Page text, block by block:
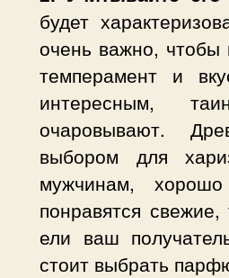
будет
очень важно, чтобы
темперамент и
интересным,
очаровывают.
выбором для
мужчинам,
понравятся
ели ваш
стоит выбрать